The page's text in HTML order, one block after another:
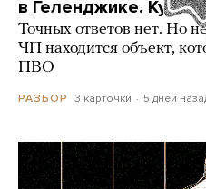
в Геленджике. Куда
Точных ответов нет. Но
ЧП находится объект,
ПВО
РАЗБОР 3 карточки 5 дней